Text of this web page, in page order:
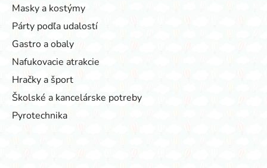
Masky a kostýmy
Párty podľa udalostí
Gastro a obaly
Nafukovacie atrakcie
Hračky a šport
Školské a kancelárske potreby
Pyrotechnika